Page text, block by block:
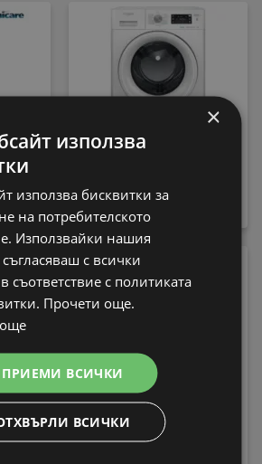
лв.
мин., 7.00 kg, A , Бял
339,99 € / 664,97 лв.
-13%
Електрическа четка
за зъби Philips
HX9911/17 Sonicare
×
използва
използва бисквитки за
на потребителското
Използвайки нашия
съгласяваш с всички
съответствие с политиката
Прочети още.
ПРИЕМИ ВСИЧКИ
ВСИЧКИ